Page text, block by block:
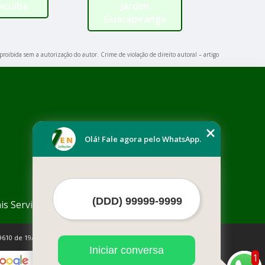
Jardim
Guarapiranga
sem a autorização do autor. Crime de violação de direito autoral – artigo
Serviços
de 19/02/1998)
1
Olá! Fale agora pelo WhatsApp.
Iniciar conversa